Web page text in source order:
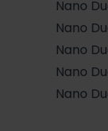
Nano
Nano
Nano
Nano
Nano